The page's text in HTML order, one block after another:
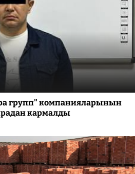
групп" компанияларынын
кармалды